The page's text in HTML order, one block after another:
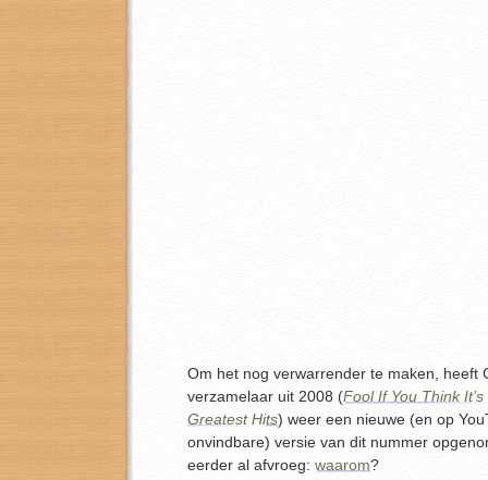
Om het nog verwarrender te maken, heeft
verzamelaar uit 2008 (Fool If You Think
Greatest Hits) weer een nieuwe (en op
onvindbare) versie van dit nummer
eerder al afvroeg: waarom?